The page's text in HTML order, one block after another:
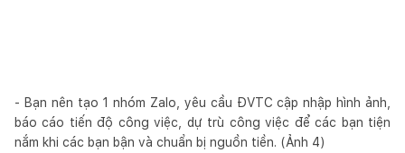
- Bạn nên tạo 1 nhóm Zalo, yêu cầu ĐVTC cập nhập hình ảnh,
báo cáo tiến độ công việc, dự trù công việc để các bạn tiện
nắm khi các bạn bận và chuẩn bị nguồn tiền. (Ảnh 4)